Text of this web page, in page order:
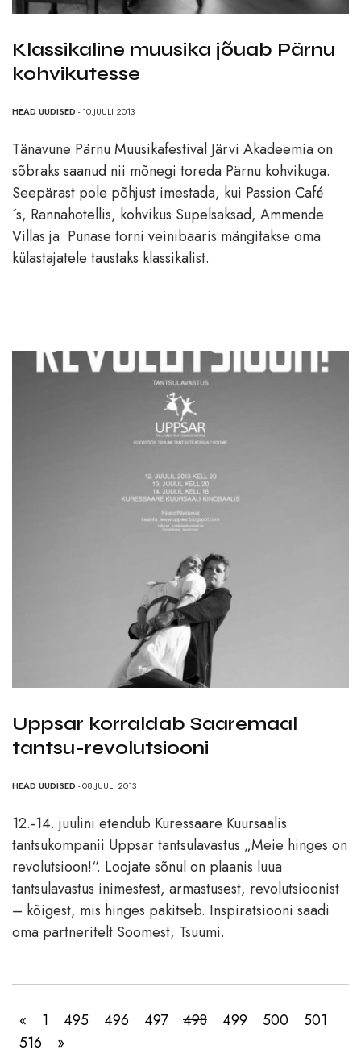
Klassikaline muusika jõuab Pärnu
kohvikutesse
HEAD UUDISED - 10.JUULI 2013
Tänavune Pärnu Muusikafestival Järvi Akadeemia on
sõbraks saanud nii mõnegi toreda Pärnu kohvikuga.
Seepärast pole põhjust imestada, kui Passion Café
´s, Rannahotellis, kohvikus Supelsaksad, Ammende
Villas ja Punase torni veinibaaris mängitakse oma
külastajatele taustaks klassikalist.
Uppsar korraldab Saaremaal
tantsu-revolutsiooni
HEAD UUDISED - 08.JUULI 2013
12.-14. juulini etendub Kuressaare Kuursaalis
tantsukompanii Uppsar tantsulavastus „Meie hinges on
revolutsioon!“. Loojate sõnul on plaanis luua
tantsulavastus inimestest, armastusest, revolutsioonist
– kõigest, mis hinges pakitseb. Inspiratsiooni saadi
oma partneritelt Soomest, Tsuumi.
« 1 495 496 497 498 499 500
501
516
»